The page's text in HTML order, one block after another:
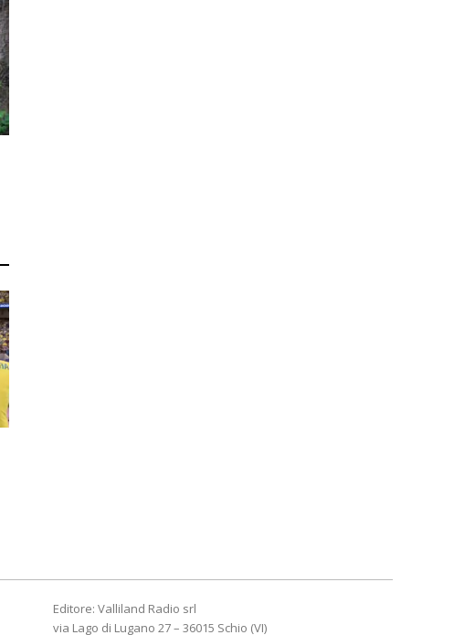
Editore: Valliland Radio srl
via Lago di Lugano 27 – 36015 Schio (VI)